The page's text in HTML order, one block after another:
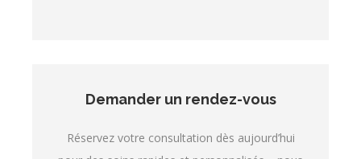
Demander un rendez-vous
Réservez votre consultation dès aujourd’hui